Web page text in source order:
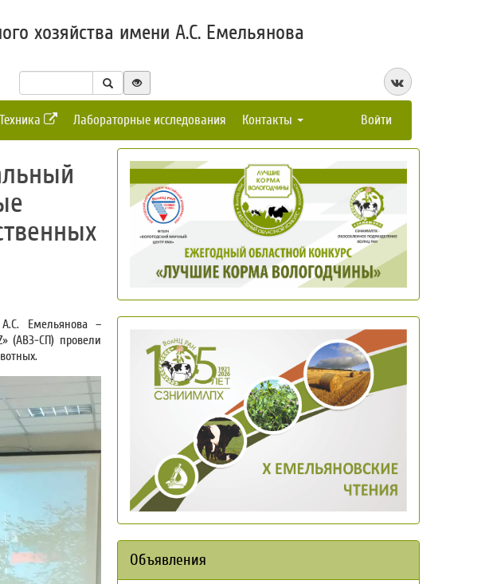
хозяйства имени А.С. Емельянова
Лабораторные исследования Контакты Войти
Емельянова –
(АВЗ-СП) провели
Объявления